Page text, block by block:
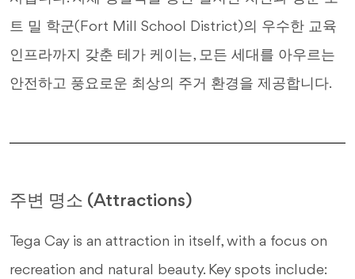
트 밀 학군(Fort Mill School District)의 우수한 교육
인프라까지 갖춘 테가 케이는, 모든 세대를 아우르는
안전하고 풍요로운 최상의 주거 환경을 제공합니다.
주변 명소 (Attractions)
Tega Cay is an attraction in itself, with a focus on
recreation and natural beauty. Key spots include: